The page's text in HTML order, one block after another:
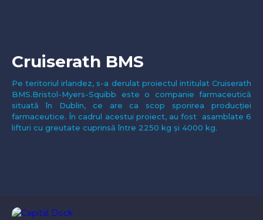
Cruiserath BMS
Pe teritoriul irlandez, s-a derulat proiectul intitulat Cruiserath
BMS.Bristol-Myers-Squibb este o companie farmaceutică
situată în Dublin, ce are ca scop sporirea producției
farmaceutice. În cadrul acestui proiect, au fost asamblate 6
lifturi cu greutate cuprinsă între 2250 kg și 4000 kg.